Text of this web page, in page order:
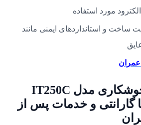
مورد استفاده
ساخت و استانداردهای ایمنی مانند
عمران
خرید اینورتر جوشکاری مدل IT250C
گارانتی و خدمات پس از